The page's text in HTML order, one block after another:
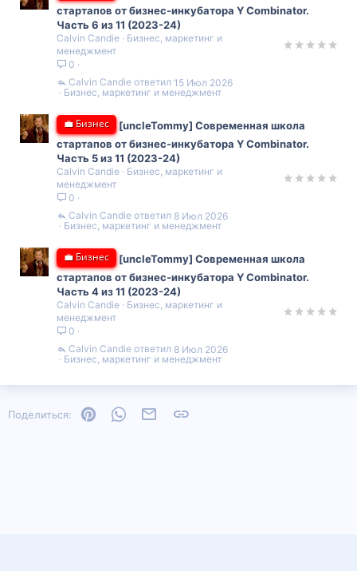
стартапов от бизнес-инкубатора Y Combinator.
Часть 6 из 11 (2023-24)
Calvin Candie
Бизнес, маркетинг и
менеджмент
0
Бизнес, маркетинг и менеджмент
15 Июл 2026
Calvin Candie
💼 Бизнес
[uncleTommy] Современная школа
стартапов от бизнес-инкубатора Y Combinator.
Часть 5 из 11 (2023-24)
Calvin Candie
Бизнес, маркетинг и
менеджмент
0
Бизнес, маркетинг и менеджмент
8 Июл 2026
Calvin Candie
💼 Бизнес
[uncleTommy] Современная школа
стартапов от бизнес-инкубатора Y Combinator.
Часть 4 из 11 (2023-24)
Calvin Candie
Бизнес, маркетинг и
менеджмент
0
Бизнес, маркетинг и менеджмент
8 Июл 2026
Calvin Candie
Поделиться: PinterestWhatsAppЭлектронная почта